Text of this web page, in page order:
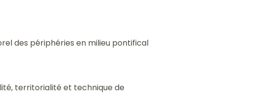
des périphéries en milieu pontifical
territorialité et technique de